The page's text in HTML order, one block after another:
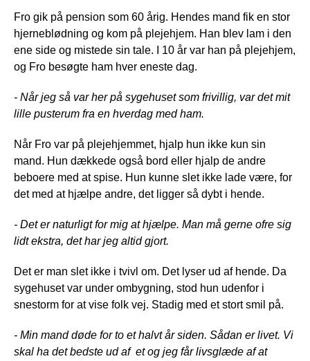
Fro gik på pension som 60 årig. Hendes mand fik en stor
hjerneblødning og kom på plejehjem. Han blev lam i den
ene side og mistede sin tale. I 10 år var han på plejehjem,
og Fro besøgte ham hver eneste dag.
- Når jeg så var her på sygehuset som frivillig, var det mit
lille pusterum fra en hverdag med ham.
Når Fro var på plejehjemmet, hjalp hun ikke kun sin
mand. Hun dækkede også bord eller hjalp de andre
beboere med at spise. Hun kunne slet ikke lade være, for
det med at hjælpe andre, det ligger så dybt i hende.
- Det er naturligt for mig at hjælpe. Man må gerne ofre sig
lidt ekstra, det har jeg altid gjort.
Det er man slet ikke i tvivl om. Det lyser ud af hende. Da
sygehuset var under ombygning, stod hun udenfor i
snestorm for at vise folk vej. Stadig med et stort smil på.
- Min mand døde for to et halvt år siden. Sådan er livet. Vi
skal ha det bedste ud af et og jeg får livsglæde af at